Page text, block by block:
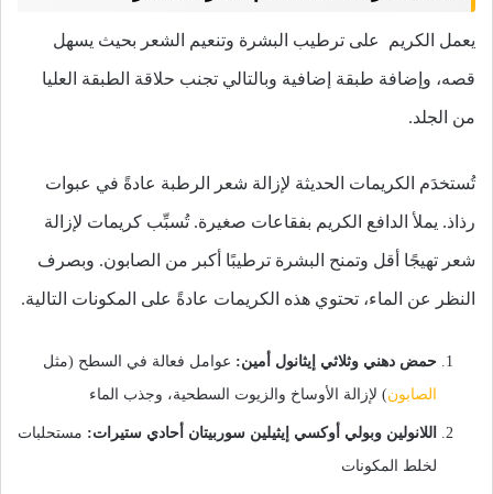
يعمل الكريم على ترطيب البشرة وتنعيم الشعر بحيث يسهل
قصه، وإضافة طبقة إضافية وبالتالي تجنب حلاقة الطبقة العليا
من الجلد.
تُستخدَم الكريمات الحديثة لإزالة شعر الرطبة عادةً في عبوات
رذاذ. يملأ الدافع الكريم بفقاعات صغيرة. تُسبِّب كريمات لإزالة
شعر تهيجًا أقل وتمنح البشرة ترطيبًا أكبر من الصابون. وبصرف
النظر عن الماء، تحتوي هذه الكريمات عادةً على المكونات التالية.
حمض دهني وثلاثي إيثانول أمين: عوامل فعالة في السطح (مثل
الصابون) لإزالة الأوساخ والزيوت السطحية، وجذب الماء
اللانولين وبولي أوكسي إيثيلين سوربيتان أحادي ستيرات: مستحلبات
لخلط المكونات